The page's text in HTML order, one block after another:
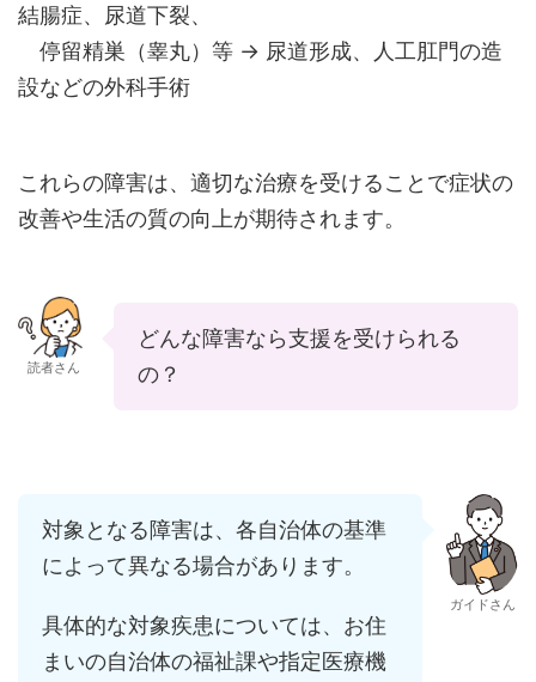
結腸症、尿道下裂、
停留精巣（睾丸）等 → 尿道形成、人工肛門の造
設などの外科手術
これらの障害は、適切な治療を受けることで症状の
改善や生活の質の向上が期待されます。
読者さん
どんな障害なら支援を受けられる
の？
対象となる障害は、各自治体の基準
によって異なる場合があります。
具体的な対象疾患については、お住
まいの自治体の福祉課や指定医療機
ガイドさん